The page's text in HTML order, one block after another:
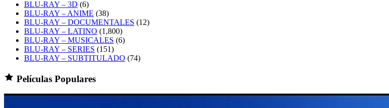
BLU-RAY – 3D (6)
BLU-RAY – ANIME (38)
BLU-RAY – DOCUMENTALES (12)
BLU-RAY – LATINO (1,800)
BLU-RAY – MUSICALES (6)
BLU-RAY – SERIES (151)
BLU-RAY – SUBTITULADO (74)
Películas Populares